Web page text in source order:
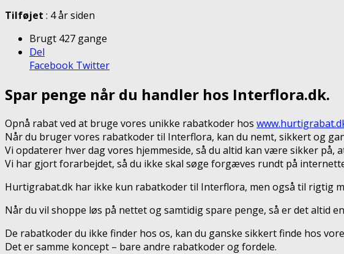
Tilføjet : 4 år siden
Brugt 427 gange
Del
Facebook Twitter
Spar penge når du handler hos Interflora.dk.
Opnå rabat ved at bruge vores unikke rabatkoder hos
Når du bruger vores rabatkoder til Interflora, kan du nemt, sikkert og
Vi opdaterer hver dag vores hjemmeside, så du altid kan være sikker på,
Vi har gjort forarbejdet, så du ikke skal søge forgæves rundt på
Hurtigrabat.dk har ikke kun rabatkoder til Interflora, men også til rigtig
Når du vil shoppe løs på nettet og samtidig spare penge, så er det altid
De rabatkoder du ikke finder hos os, kan du ganske sikkert finde hos
Det er samme koncept – bare andre rabatkoder og fordele.